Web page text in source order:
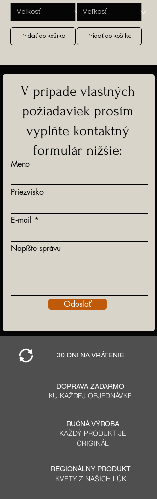
Pridať do košíka Pridať do košíka
V prípade vlastných
požiadaviek prosím
vyplňte kontaktný
formulár nižšie:
Meno
Priezvisko
E‑mail
Napíšte správu
Odoslať
30 DNÍ NA VRÁTENIE
DOPRAVA ZADARMO
KU KAŽDEJ OBJEDNÁVKE
RUČNÁ VÝROBA
KAŽDÝ PRODUKT JE
ORIGINÁL
REGIONÁLNY PRODUKT
KVETY Z NAŠICH LÚK